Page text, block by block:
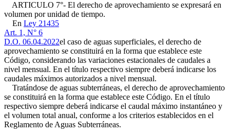
ARTICULO 7°- El derecho de aprovechamiento se expresará en
volumen por unidad de tiempo.
En Ley 21435
Art. 1, N° 6
D.O. 06.04.2022el caso de aguas superficiales, el derecho de
aprovechamiento se constituirá en la forma que establece este
Código, considerando las variaciones estacionales de caudales a
nivel mensual. En el título respectivo siempre deberá indicarse los
caudales máximos autorizados a nivel mensual.
Tratándose de aguas subterráneas, el derecho de aprovechamiento
se constituirá en la forma que establece este Código. En el título
respectivo siempre deberá indicarse el caudal máximo instantáneo y
el volumen total anual, conforme a los criterios establecidos en el
Reglamento de Aguas Subterráneas.